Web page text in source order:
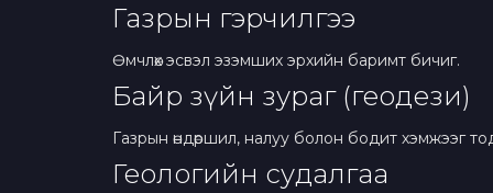
Газрын гэрчилгээ
Өмчлөх эсвэл эзэмших эрхийн баримт бичиг.
Байр зүйн зураг (геодези)
Газрын өндөршил, налуу болон бодит хэмжээг
Геологийн судалгаа